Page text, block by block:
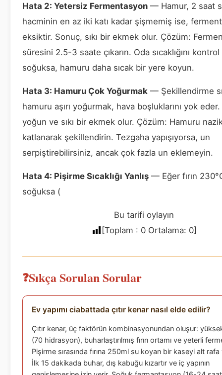
Hata 2: Yetersiz Fermentasyon — Hamur, 2 saat
hacminin en az iki katı kadar şişmemiş ise,
eksiktir. Sonuç, sıkı bir ekmek olur. Çözüm:
süresini 2.5-3 saate çıkarın. Oda sıcaklığını
soğuksa, hamuru daha sıcak bir yere koyun.
Hata 3: Hamuru Çok Yoğurmak — Şekillendirme
hamuru aşırı yoğurmak, hava boşluklarını yok
yoğun ve sıkı bir ekmek olur. Çözüm: Hamuru
katlanarak şekillendirin. Tezgaha yapışıyorsa, un
serpiştirebilirsiniz, ancak çok fazla un eklemeyin.
Hata 4: Pişirme Sıcaklığı Yanlış — Eğer fırın
soğuksa (
Bu tarifi oylayın
[Toplam : 0Ortalama: 0]
Sıkça Sorulan Sorular
Ev yapımı ciabattada çıtır kenar nasıl elde edilir?
Çıtır kenar, üç faktörün kombinasyonundan oluşur:
(70 hidrasyon), buharlaştırılmış fırın ortamı ve yeterli
Pişirme sırasında fırına 250ml su koyan bir kaseyi alt
İlk 15 dakikada buhar, dış kabuğu kızartır ve iç yapının